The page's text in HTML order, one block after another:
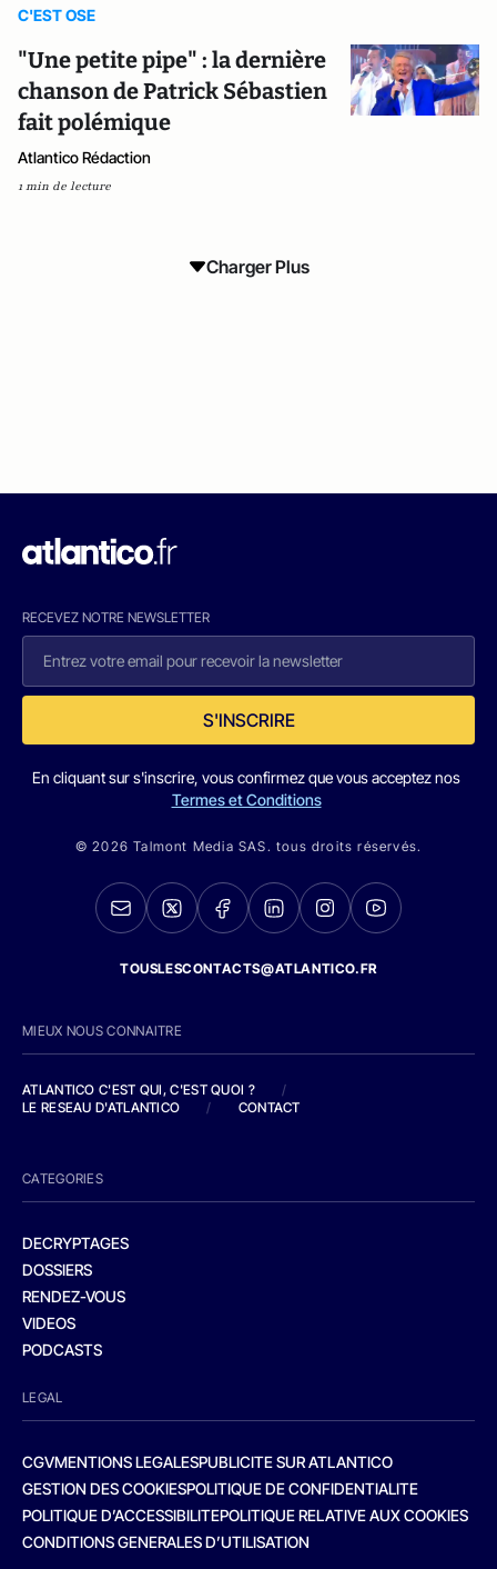
C'EST OSE
"Une petite pipe" : la dernière
chanson de Patrick Sébastien
fait polémique
Atlantico Rédaction
1 min de lecture
Charger Plus
RECEVEZ NOTRE NEWSLETTER
S'INSCRIRE
En cliquant sur s'inscrire, vous confirmez que vous acceptez nos
Termes et Conditions
© 2026 Talmont Media SAS. tous droits réservés.
TOUSLESCONTACTS@ATLANTICO.FR
MIEUX NOUS CONNAITRE
ATLANTICO C'EST QUI, C'EST QUOI ?
/
LE RESEAU D'ATLANTICO
/ CONTACT
CATEGORIES
DECRYPTAGES
DOSSIERS
RENDEZ-VOUS
VIDEOS
PODCASTS
LEGAL
CGVMENTIONS LEGALESPUBLICITE SUR ATLANTICO
GESTION DES COOKIESPOLITIQUE DE CONFIDENTIALITE
POLITIQUE D’ACCESSIBILITEPOLITIQUE RELATIVE AUX COOKIES
CONDITIONS GENERALES D’UTILISATION